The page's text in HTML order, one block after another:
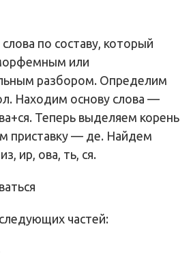
по составу, который
или
разбором. Определим
Находим основу слова —
Теперь выделяем корень
приставку — де. Найдем
ир, ова, ть, ся.
ться
частей: